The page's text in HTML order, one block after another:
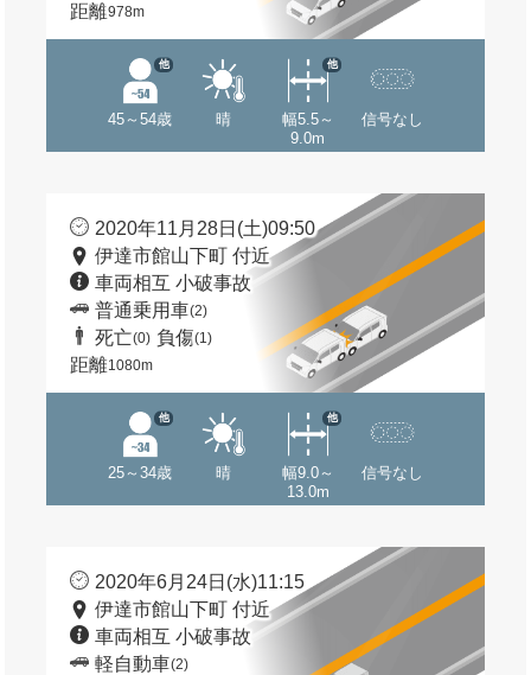
距離978m
45～54歳
他
晴
幅5.5～
9.0m
他
信号なし
2020年11月28日(土)09:50
伊達市館山下町 付近
車両相互 小破事故
普通乗用車(2)
死亡(0) 負傷(1)
距離1080m
25～34歳
他
晴
幅9.0～
13.0m
他
信号なし
2020年6月24日(水)11:15
伊達市館山下町 付近
車両相互 小破事故
軽自動車(2)